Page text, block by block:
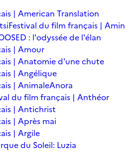
| American Translation
Festival du film français | Amin
: l'odyssée de l'élan
| Amour
| Anatomie d'une chute
| Angélique
| AnimaleAnora
du film français | Anthéor
| Antichrist
| Après mai
| Argile
du Soleil: Luzia